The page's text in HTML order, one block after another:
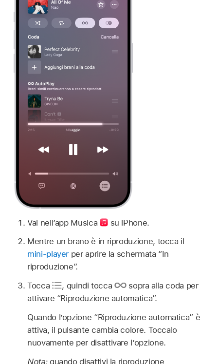
Vai nell’app Musica
su iPhone.
Mentre un brano è in riproduzione, tocca il
mini-player per aprire la schermata “In
riproduzione”.
Tocca
, quindi tocca
sopra alla coda per
attivare “Riproduzione automatica”.
Quando l’opzione “Riproduzione automatica” è
attiva, il pulsante cambia colore. Toccalo
nuovamente per disattivare l’opzione.
Nota: quando disattivi la riproduzione